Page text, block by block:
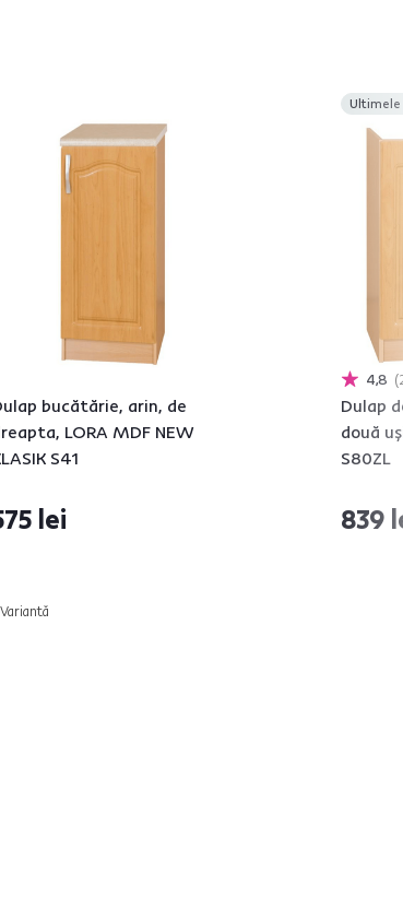
bucătărie, arin, de
LORA MDF NEW
S41
lei
Ultimele
4,8
Dulap
două
S80ZL
839